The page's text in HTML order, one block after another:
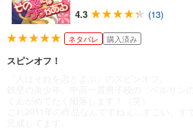
4.3
(13)
ネタバレ 購入済み
スピンオフ！